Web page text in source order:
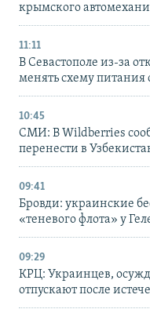
крымского
11:11
В Севастополе из-за
менять схему питания
10:45
СМИ: В Wildberries
перенести в
09:41
Бровди: украинские
«теневого флота» у
09:29
КРЦ: Украинцев,
отпускают после